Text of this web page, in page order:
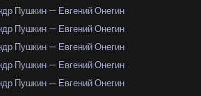
Пушкин — Евгений Онегин
Пушкин — Евгений Онегин
Пушкин — Евгений Онегин
Пушкин — Евгений Онегин
Пушкин — Евгений Онегин